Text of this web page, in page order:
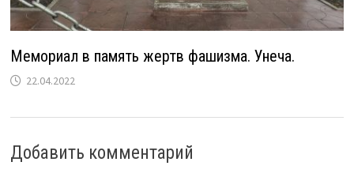
Мемориал в память жертв фашизма. Унеча.
22.04.2022
Добавить комментарий